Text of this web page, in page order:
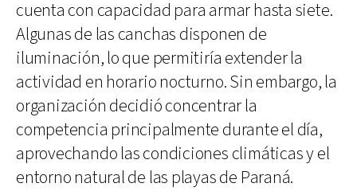
cuenta con capacidad para armar hasta siete.
Algunas de las canchas disponen de
iluminación, lo que permitiría extender la
actividad en horario nocturno. Sin embargo, la
organización decidió concentrar la
competencia principalmente durante el día,
aprovechando las condiciones climáticas y el
entorno natural de las playas de Paraná.